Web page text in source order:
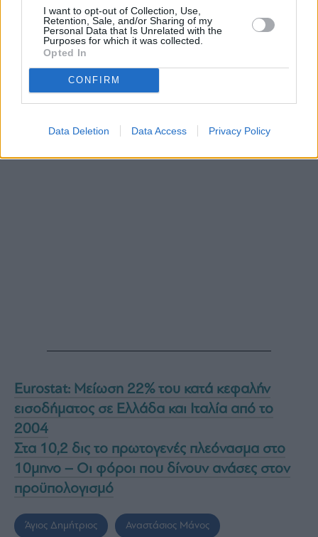
I want to opt-out of Collection, Use,
Retention, Sale, and/or Sharing of my
Personal Data that Is Unrelated with the
Purposes for which it was collected.
Opted In
CONFIRM
Data Deletion Data Access Privacy Policy
Eurostat: Μείωση 22% του κατά κεφαλήν
εισοδήματος σε Ελλάδα και Ιταλία από το
2004
Στα 10,2 δις το πρωτογενές πλεόνασμα στο
10μηνο – Οι φόροι που δίνουν ανάσες στον
προϋπολογισμό
Άγιος Δημήτριος Αναστάσιος Μάνος